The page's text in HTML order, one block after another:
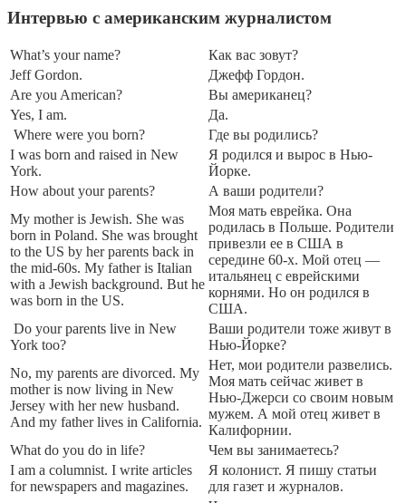
Интервью с американским журналистом
What’s your name?
Как вас зовут?
Jeff Gordon.
Джефф Гордон.
Are you American?
Вы американец?
Yes, I am.
Да.
Where were you born?
Где вы родились?
I was born and raised in New
York.
Я родился и вырос в Нью-
Йорке.
How about your parents?
А ваши родители?
My mother is Jewish. She was
born in Poland. She was brought
to the US by her parents back in
the mid-60s. My father is Italian
with a Jewish background. But he
was born in the US.
Моя мать еврейка. Она
родилась в Польше. Родители
привезли ее в США в
середине 60-х. Мой отец —
итальянец с еврейскими
корнями. Но он родился в
США.
Do your parents live in New
York too?
Ваши родители тоже живут в
Нью-Йорке?
No, my parents are divorced. My
mother is now living in New
Jersey with her new husband.
And my father lives in California.
Нет, мои родители развелись.
Моя мать сейчас живет в
Нью-Джерси со своим новым
мужем. А мой отец живет в
Калифорнии.
What do you do in life?
Чем вы занимаетесь?
I am a columnist. I write articles
for newspapers and magazines.
Я колонист. Я пишу статьи
для газет и журналов.